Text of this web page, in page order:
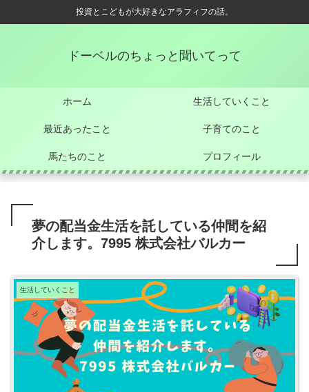
投資とこどもが大好きなアラフィフの話。
ドーベルのちょっと聞いてって
ホーム 生活していくこと
最近あったこと 子育てのこと
馬たちのこと プロフィール
夢の配当金生活を託している仲間を紹
介します。7995 株式会社バルカー
生活していくこと